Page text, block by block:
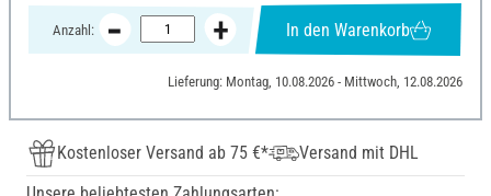
Anzahl: In den Warenkorb
Lieferung: Montag, 10.08.2026 - Mittwoch, 12.08.2026
Kostenloser Versand ab 75 €*
Versand mit DHL